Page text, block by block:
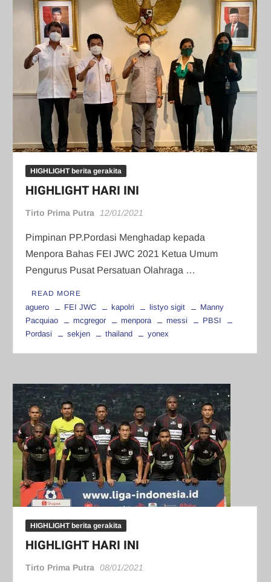
HIGHLIGHT berita gerakita
HIGHLIGHT HARI INI
Tirto Prima Putra 12/01/2021
Pimpinan PP.Pordasi Menghadap kepada
Menpora Bahas FEI JWC 2021 Ketua Umum
Pengurus Pusat Persatuan Olahraga …
READ MORE
aguero FEI JWC kapolri listyo sigit
Manny
Pacquiao
mcgregor menpora messi
PBSI
Pordasi
sekjen thailand yonex
HIGHLIGHT berita gerakita
HIGHLIGHT HARI INI
Tirto Prima Putra 08/01/2021